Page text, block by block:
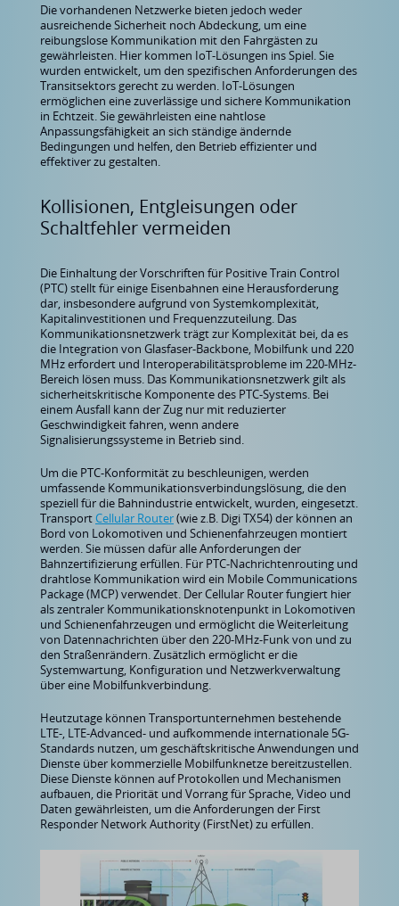
Die vorhandenen Netzwerke bieten jedoch weder
ausreichende Sicherheit noch Abdeckung, um eine
reibungslose Kommunikation mit den Fahrgästen zu
gewährleisten. Hier kommen IoT-Lösungen ins Spiel. Sie
wurden entwickelt, um den spezifischen Anforderungen des
Transitsektors gerecht zu werden. IoT-Lösungen
ermöglichen eine zuverlässige und sichere Kommunikation
in Echtzeit. Sie gewährleisten eine nahtlose
Anpassungsfähigkeit an sich ständige ändernde
Bedingungen und helfen, den Betrieb effizienter und
effektiver zu gestalten.
Kollisionen, Entgleisungen oder
Schaltfehler vermeiden
Die Einhaltung der Vorschriften für Positive Train Control
(PTC) stellt für einige Eisenbahnen eine Herausforderung
dar, insbesondere aufgrund von Systemkomplexität,
Kapitalinvestitionen und Frequenzzuteilung. Das
Kommunikationsnetzwerk trägt zur Komplexität bei, da es
die Integration von Glasfaser-Backbone, Mobilfunk und 220
MHz erfordert und Interoperabilitätsprobleme im 220-MHz-
Bereich lösen muss. Das Kommunikationsnetzwerk gilt als
sicherheitskritische Komponente des PTC-Systems. Bei
einem Ausfall kann der Zug nur mit reduzierter
Geschwindigkeit fahren, wenn andere
Signalisierungssysteme in Betrieb sind.
Um die PTC-Konformität zu beschleunigen, werden
umfassende Kommunikationsverbindungslösung, die den
speziell für die Bahnindustrie entwickelt, wurden, eingesetzt.
TransportCellular Router(wie z.B. Digi TX54) der können an
Bord von Lokomotiven und Schienenfahrzeugen montiert
werden. Sie müssen dafür alle Anforderungen der
Bahnzertifizierung erfüllen. Für PTC-Nachrichtenrouting und
drahtlose Kommunikation wird ein Mobile Communications
Package (MCP) verwendet. Der Cellular Router fungiert hier
als zentraler Kommunikationsknotenpunkt in Lokomotiven
und Schienenfahrzeugen und ermöglicht die Weiterleitung
von Datennachrichten über den 220-MHz-Funk von und zu
den Straßenrändern. Zusätzlich ermöglicht er die
Systemwartung, Konfiguration und Netzwerkverwaltung
über eine Mobilfunkverbindung.
Heutzutage können Transportunternehmen bestehende
LTE-, LTE-Advanced- und aufkommende internationale 5G-
Standards nutzen, um geschäftskritische Anwendungen und
Dienste über kommerzielle Mobilfunknetze bereitzustellen.
Diese Dienste können auf Protokollen und Mechanismen
aufbauen, die Priorität und Vorrang für Sprache, Video und
Daten gewährleisten, um die Anforderungen der First
Responder Network Authority (FirstNet) zu erfüllen.